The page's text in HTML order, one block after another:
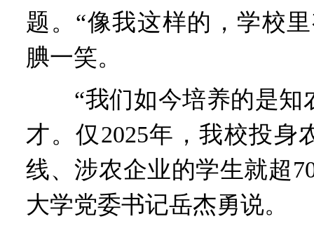
题。“像我这样的，学校
腆一笑。
“我们如今培养的是知
才。仅2025年，我校投身
线、涉农企业的学生就超
大学党委书记岳杰勇说。